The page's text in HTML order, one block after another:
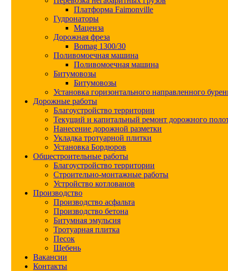
Платформа Faimonville
Гудронаторы
Маценза
Дорожная фреза
Bomag 1300/30
Поливомоечная машина
Поливомоечная машина
Битумовозы
Битумовозы
Установка горизонтального направленного
Дорожные работы
Благоустройство территории
Текущий и капитальный ремонт дорожного
Нанесение дорожной разметки
Укладка тротуарной плитки
Установка Бордюров
Общестроительные работы
Благоустройство территории
Строительно-монтажные работы
Устройство котлованов
Производство
Производство асфальта
Производство бетона
Битумная эмульсия
Тротуарная плитка
Песок
Щебень
Вакансии
Контакты